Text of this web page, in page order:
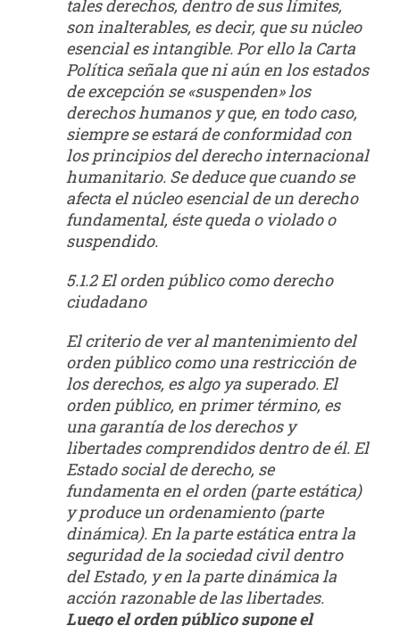
tales derechos, dentro de sus límites,
son inalterables, es decir, que su núcleo
esencial es intangible. Por ello la Carta
Política señala que ni aún en los estados
de excepción se «suspenden» los
derechos humanos y que, en todo caso,
siempre se estará de conformidad con
los principios del derecho internacional
humanitario. Se deduce que cuando se
afecta el núcleo esencial de un derecho
fundamental, éste queda o violado o
suspendido.
5.1.2 El orden público como derecho
ciudadano
El criterio de ver al mantenimiento del
orden público como una restricción de
los derechos, es algo ya superado. El
orden público, en primer término, es
una garantía de los derechos y
libertades comprendidos dentro de él. El
Estado social de derecho, se
fundamenta en el orden (parte estática)
y produce un ordenamiento (parte
dinámica). En la parte estática entra la
seguridad de la sociedad civil dentro
del Estado, y en la parte dinámica la
acción razonable de las libertades.
Luego el orden público supone el